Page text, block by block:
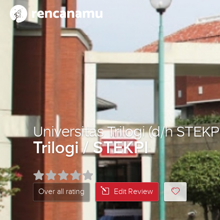
Universitas Trilogi (d/h
Trilogi / STEKPI
Over all rating Edit Review